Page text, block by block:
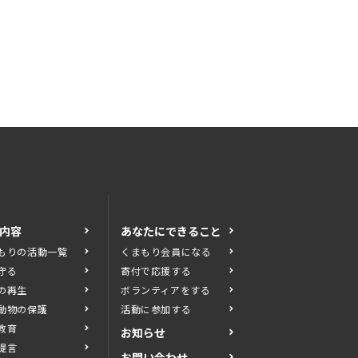
容
りの活動一覧
る
再生
物の保護
育
言
あなたにできること
くまもり会員になる
寄付で応援する
ボランティアをする
活動に参加する
お知らせ